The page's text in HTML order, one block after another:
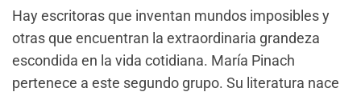
Hay escritoras que inventan mundos imposibles y
otras que encuentran la extraordinaria grandeza
escondida en la vida cotidiana. María Pinach
pertenece a este segundo grupo. Su literatura nace